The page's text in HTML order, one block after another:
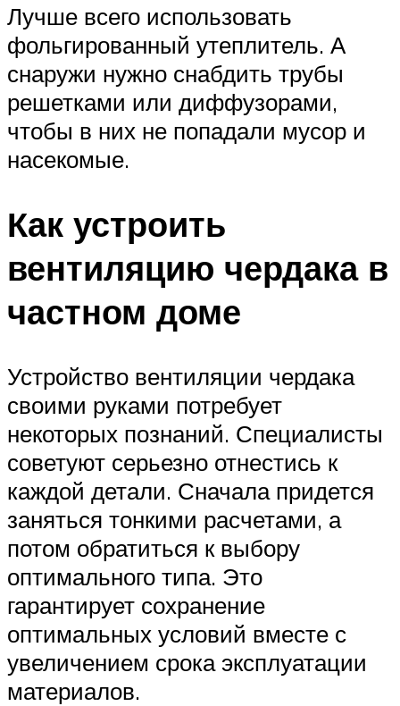
Лучше всего использовать
фольгированный утеплитель. А
снаружи нужно снабдить трубы
решетками или диффузорами,
чтобы в них не попадали мусор и
насекомые.
Как устроить
вентиляцию чердака в
частном доме
Устройство вентиляции чердака
своими руками потребует
некоторых познаний. Специалисты
советуют серьезно отнестись к
каждой детали. Сначала придется
заняться тонкими расчетами, а
потом обратиться к выбору
оптимального типа. Это
гарантирует сохранение
оптимальных условий вместе с
увеличением срока эксплуатации
материалов.